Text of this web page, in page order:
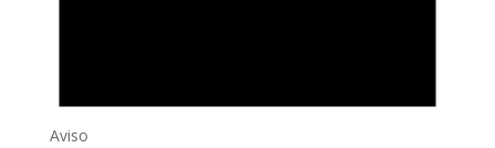
Aviso